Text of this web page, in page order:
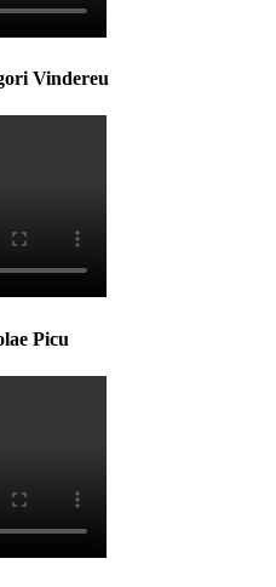
Vindereu
Picu